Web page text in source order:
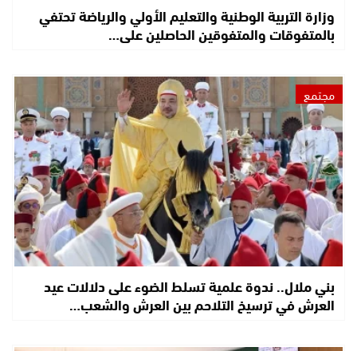
وزارة التربية الوطنية والتعليم الأولي والرياضة تحتفي
بالمتفوقات والمتفوقين الحاصلين على…
مجتمع
بني ملال.. ندوة علمية تسلط الضوء على دلالات عيد
العرش في ترسيخ التلاحم بين العرش والشعب…